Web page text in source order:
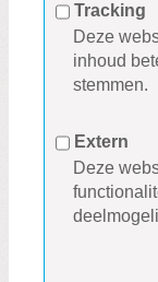
Tracking
Deze
inhoud
stemmen.
Extern
Deze